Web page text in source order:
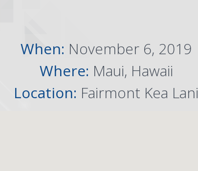
When: November 6, 2019
Where: Maui, Hawaii
Location: Fairmont Kea Lani